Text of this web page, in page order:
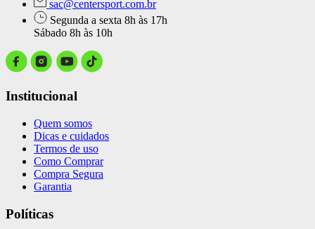
sac@centersport.com.br
Segunda a sexta 8h às 17h
Sábado 8h às 10h
Institucional
Quem somos
Dicas e cuidados
Termos de uso
Como Comprar
Compra Segura
Garantia
Políticas